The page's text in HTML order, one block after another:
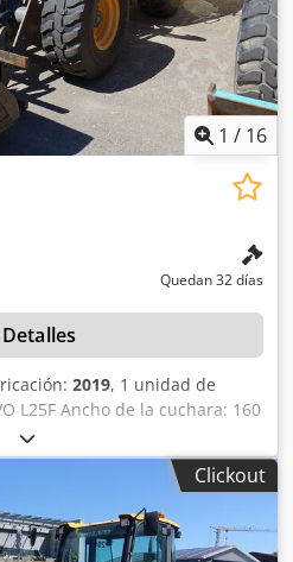
1 / 16
Quedan 32 días
2019, 1 unidad de
L25F Ancho de la cuchara: 160
110 cm Puede encontrar
objeto de la subasta en la
archivo PDF para descargar.
según la imagen, de acuerdo
Año de fabricación: 2019
Clickout